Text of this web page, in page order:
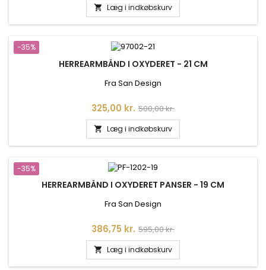
 Læg i indkøbskurv
-35%
HERREARMBÅND I OXYDERET - 21 CM
Fra San Design
Pris
325,00 kr. Normalpris
500,00 kr.
 Læg i indkøbskurv
-35%
HERREARMBÅND I OXYDERET PANSER - 19 CM
Fra San Design
Pris
386,75 kr. Normalpris
595,00 kr.
 Læg i indkøbskurv